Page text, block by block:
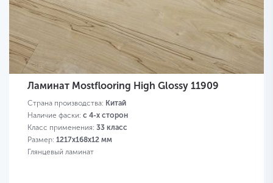
Ламинат Mostflooring High Glossy 11909
Страна производства: Китай
Наличие фаски: с 4-х сторон
Класс применения: 33 класс
Размер: 1217х168х12 мм
Глянцевый ламинат